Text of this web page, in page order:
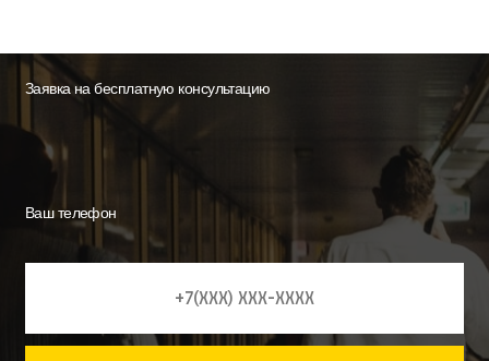
Заявка на бесплатную консультацию
Ваш телефон